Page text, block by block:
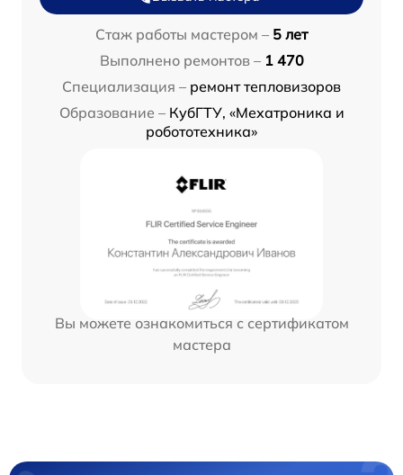
Стаж работы мастером – 5 лет
Выполнено ремонтов – 1 470
Специализация – ремонт тепловизоров
Образование – КубГТУ, «Мехатроника и
робототехника»
Вы можете ознакомиться с сертификатом
мастера